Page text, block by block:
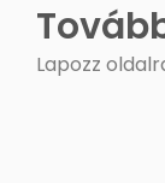
Lapozz